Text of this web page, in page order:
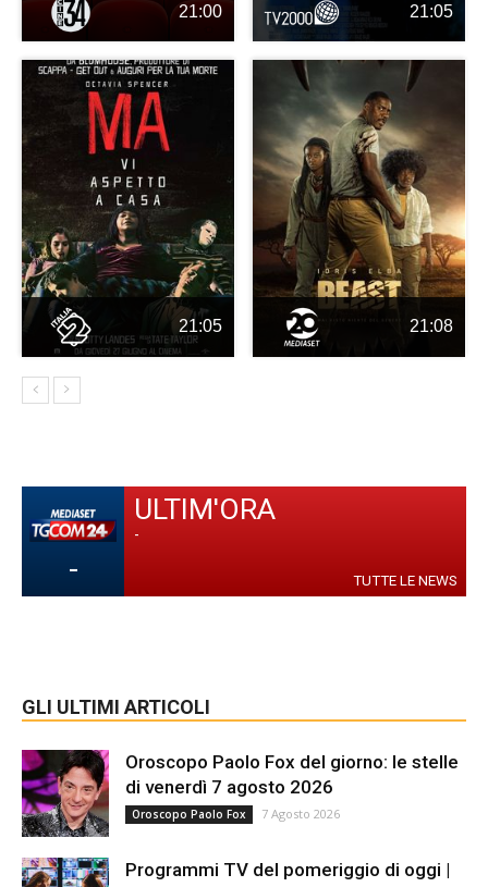
21:00 21:05
21:05 21:08
-
ULTIM'ORA
-
TUTTE LE NEWS
GLI ULTIMI ARTICOLI
Oroscopo Paolo Fox del giorno: le stelle
di venerdì 7 agosto 2026
Oroscopo Paolo Fox 7 Agosto 2026
Programmi TV del pomeriggio di oggi |